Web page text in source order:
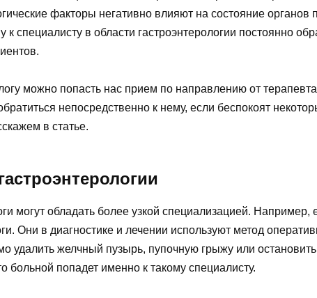
факторы негативно влияют на состояние органов
к специалисту в области гастроэнтерологии постоянно
можно попасть нас прием по направлению от
непосредственно к нему, если беспокоят
в статье.
могут обладать более узкой специализацией. Например,
Они в диагностике и лечении используют метод
удалить желчный пузырь, пупочную грыжу или
больной попадет именно к такому специалисту.